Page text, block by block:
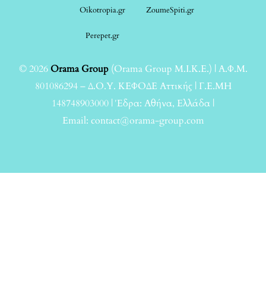
Oikotropia.gr ZoumeSpiti.gr
Perepet.gr
© 2026Orama Group(Orama Group Μ.Ι.Κ.Ε.) | Α.Φ.Μ.
801086294 – Δ.Ο.Υ. ΚΕΦΟΔΕ Αττικής | Γ.Ε.ΜΗ
148748903000 | Έδρα: Αθήνα, Ελλάδα |
Email: contact@orama-group.com